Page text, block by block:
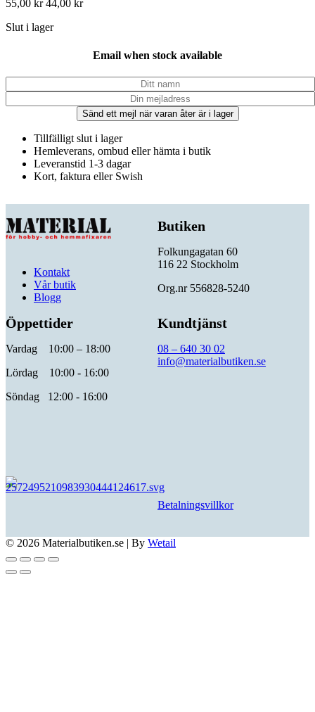
55,00 kr 44,00 kr
Slut i lager
Email when stock available
Sänd ett mejl när varan åter är i lager
Tillfälligt slut i lager
Hemleverans, ombud eller hämta i butik
Leveranstid 1-3 dagar
Kort, faktura eller Swish
Kontakt
Vår butik
Blogg
Butiken
Folkungagatan 60
116 22 Stockholm
Org.nr 556828-5240
Öppettider
Vardag 10:00 – 18:00
Lördag 10:00 - 16:00
Söndag 12:00 - 16:00
Kundtjänst
08 – 640 30 02
info@materialbutiken.se
Betalningsvillkor
© 2026 Materialbutiken.se | By Wetail